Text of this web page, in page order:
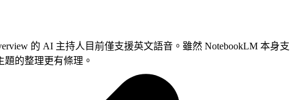
的 AI 主持人目前僅支援英文語音。雖然 NotebookLM 本身支
題的整理更有條理。